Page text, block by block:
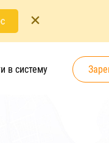
в систему